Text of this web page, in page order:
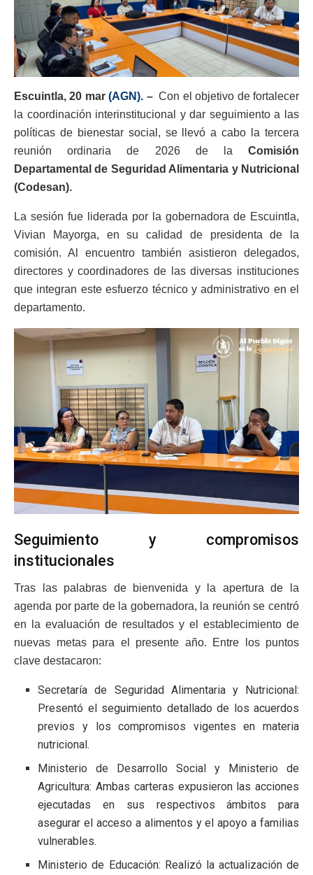
Escuintla, 20 mar(AGN). – Con el objetivo de fortalecer
la coordinación interinstitucional y dar seguimiento a las
políticas de bienestar social, se llevó a cabo la tercera
reunión ordinaria de 2026 de la Comisión
Departamental de Seguridad Alimentaria y Nutricional
(Codesan).
La sesión fue liderada por la gobernadora de Escuintla,
Vivian Mayorga, en su calidad de presidenta de la
comisión. Al encuentro también asistieron delegados,
directores y coordinadores de las diversas instituciones
que integran este esfuerzo técnico y administrativo en el
departamento.
Seguimiento y compromisos
institucionales
Tras las palabras de bienvenida y la apertura de la
agenda por parte de la gobernadora, la reunión se centró
en la evaluación de resultados y el establecimiento de
nuevas metas para el presente año. Entre los puntos
clave destacaron:
Secretaría de Seguridad Alimentaria y Nutricional:
Presentó el seguimiento detallado de los acuerdos
previos y los compromisos vigentes en materia
nutricional.
Ministerio de Desarrollo Social y Ministerio de
Agricultura: Ambas carteras expusieron las acciones
ejecutadas en sus respectivos ámbitos para
asegurar el acceso a alimentos y el apoyo a familias
vulnerables.
Ministerio de Educación: Realizó la actualización de